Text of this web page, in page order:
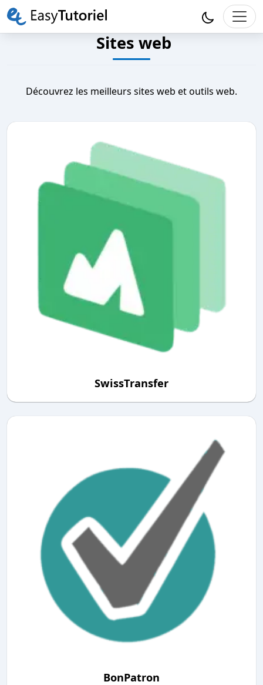
Sites web
Découvrez les meilleurs sites web et outils web.
SwissTransfer
BonPatron